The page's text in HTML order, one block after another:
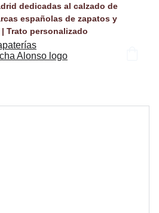
dedicadas al calzado de
españolas de zapatos y
Trato personalizado